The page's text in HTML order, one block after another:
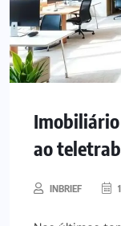
ao
INBRIEF